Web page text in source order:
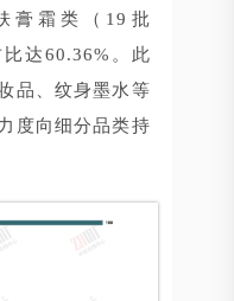
膏霜类（19批
达60.36%。此
品、纹身墨水等
度向细分品类持